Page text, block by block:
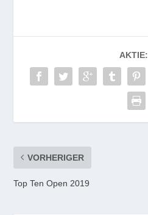
AKTIE:
VORHERIGER
Top Ten Open 2019